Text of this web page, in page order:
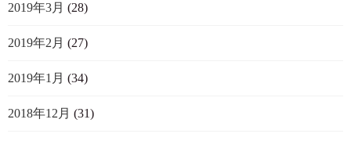
2019年3月 (28)
2019年2月 (27)
2019年1月 (34)
2018年12月 (31)